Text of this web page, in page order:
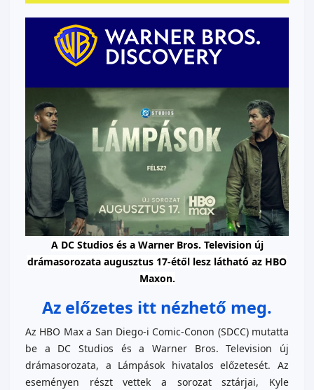
A DC Studiosés a Warner Bros. Televisionúj
drámasorozata augusztus 17-étől lesz látható az HBO
Maxon.
Az előzetes itt nézhető meg.
Az HBO Max a San Diego-i Comic-Conon (SDCC) mutatta
be a DC Studios és a Warner Bros. Television új
drámasorozata, a Lámpások hivatalos előzetesét. Az
eseményen részt vettek a sorozat sztárjai, Kyle